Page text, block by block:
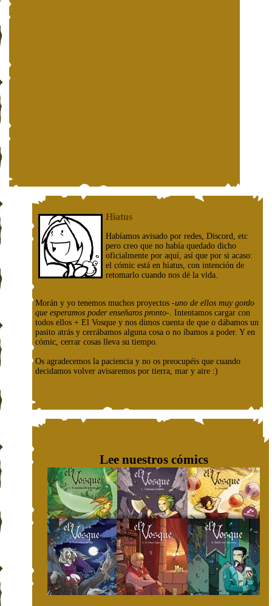
Hiatus
Habíamos avisado por redes, Discord, etc
pero creo que no había quedado dicho
oficialmente por aquí, así que por si acaso:
el cómic está en hiatus, con intención de
retomarlo cuando nos dé la vida.
Morán y yo tenemos muchos proyectos -uno de ellos muy gordo
que esperamos poder enseñaros pronto- . Intentamos cargar con
todos ellos + El Vosque y nos dimos cuenta de que o dábamos un
pasito atrás y cerrábamos alguna cosa o no íbamos a poder. Y en
cómic, cerrar cosas lleva su tiempo.
Os agradecemos la paciencia y no os preocupéis que cuando
decidamos volver avisaremos por tierra, mar y aire :)
Lee nuestros cómics